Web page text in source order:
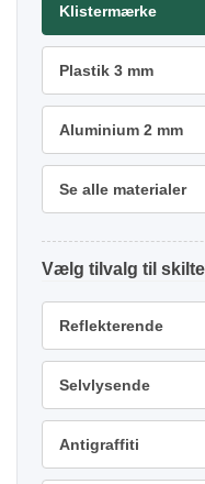
Klistermærke
Plastik 3 mm
Aluminium 2 mm
Se alle materialer
tilvalg
Reflekterende
Selvlysende
Antigraffiti